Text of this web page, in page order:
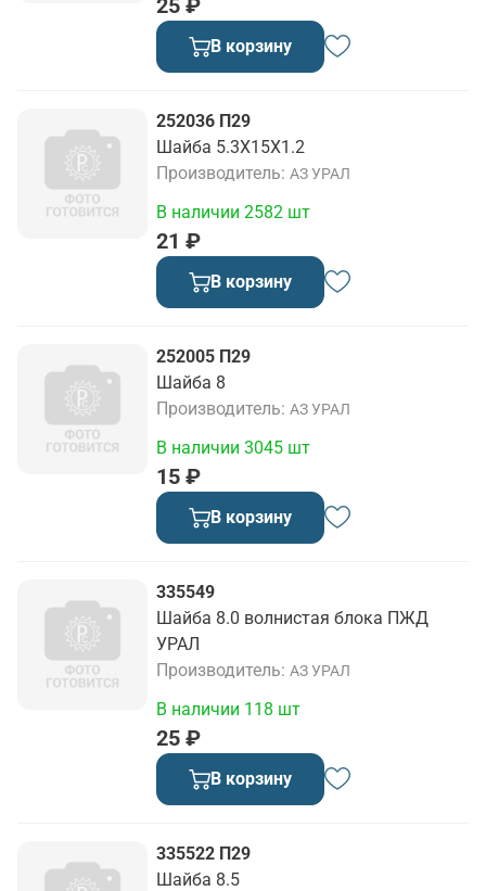
25 ₽
В корзину
252036 П29
Шайба 5.3Х15Х1.2
Производитель АЗ УРАЛ
21 ₽
В наличии 2582 шт
В корзину
252005 П29
Шайба 8
Производитель АЗ УРАЛ
15 ₽
В наличии 3045 шт
В корзину
335549
Шайба 8.0 волнистая блока ПЖД
УРАЛ
Производитель АЗ УРАЛ
25 ₽
В наличии 118 шт
В корзину
335522 П29
Шайба 8.5